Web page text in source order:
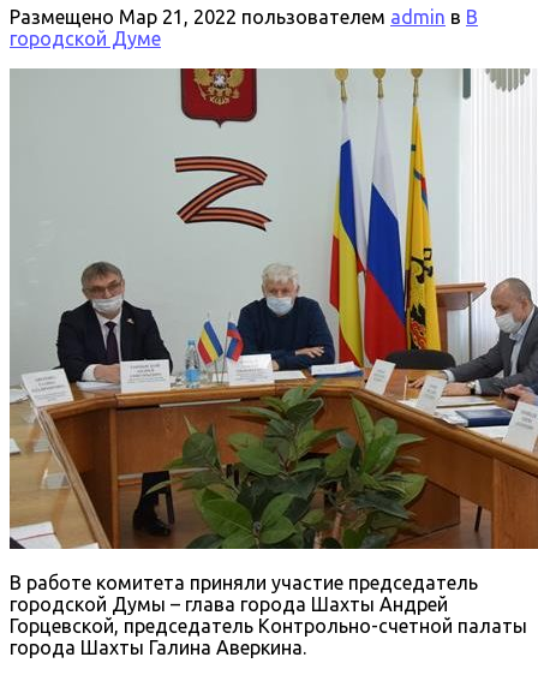
Размещено Мар 21, 2022 пользователем admin в В
городской Думе
В работе комитета приняли участие председатель
городской Думы – глава города Шахты Андрей
Горцевской, председатель Контрольно-счетной палаты
города Шахты Галина Аверкина.